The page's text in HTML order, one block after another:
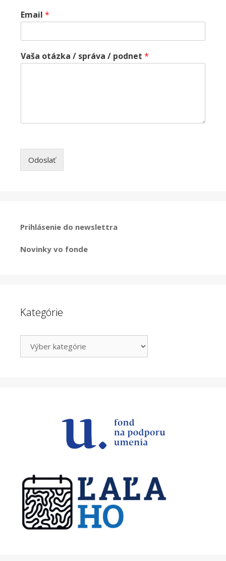
Email *
Vaša otázka / správa / podnet *
Odoslať
Prihlásenie do newslettra
Novinky vo fonde
Kategórie